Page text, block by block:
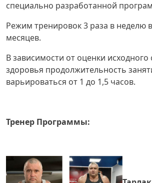
специально разработанной
Режим тренировок 3 раза в неделю
месяцев.
В зависимости от оценки исходного
здоровья продолжительность
варьироваться от 1 до 1,5 часов.
Тренер Программы: